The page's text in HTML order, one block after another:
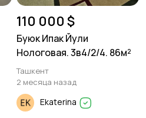
110 000 $
Буюк Ипак Йули
Нологовая. 3в4/2/4. 86м²
Ташкент
2 месяца назад
Ekaterina